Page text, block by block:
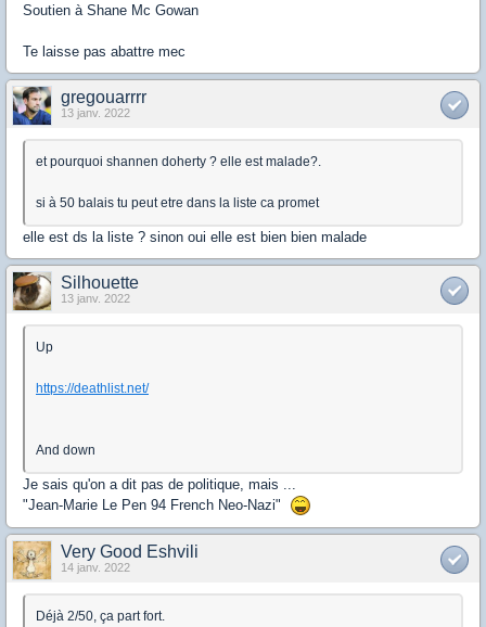
Soutien à Shane Mc Gowan
Te laisse pas abattre mec
gregouarrrr
13 janv. 2022
et pourquoi shannen doherty ? elle est malade?.
si à 50 balais tu peut etre dans la liste ca promet
elle est ds la liste ? sinon oui elle est bien bien malade
Silhouette
13 janv. 2022
Up
https://deathlist.net/
And down
Je sais qu'on a dit pas de politique, mais ...
"Jean-Marie Le Pen 94 French Neo-Nazi"
Very Good Eshvili
14 janv. 2022
Déjà 2/50, ça part fort.